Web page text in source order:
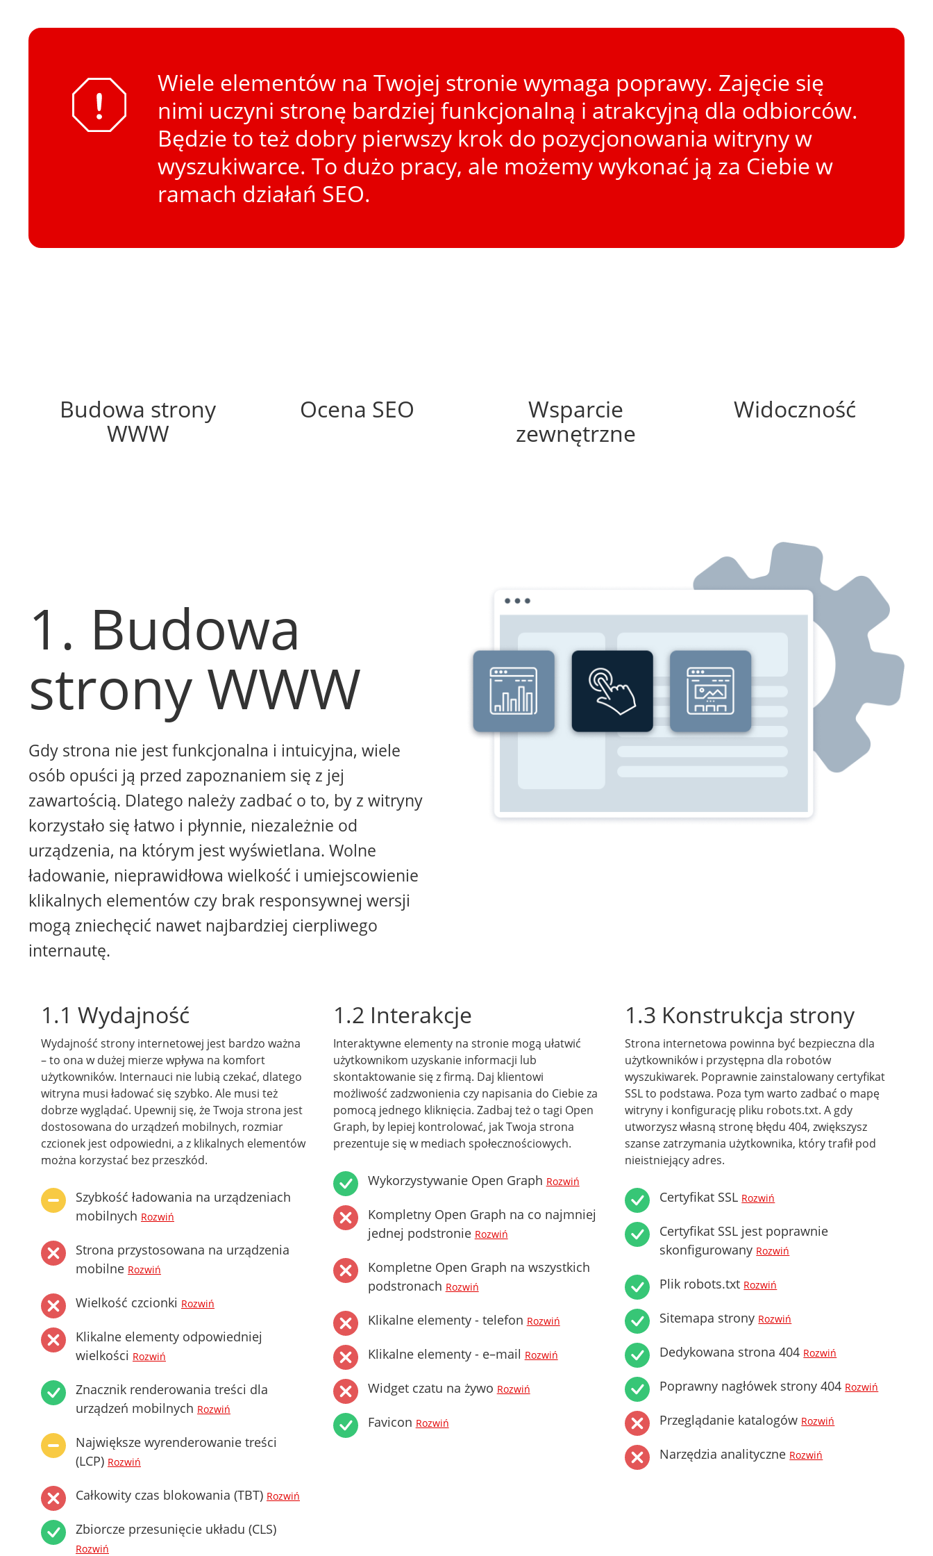
Wiele elementów na Twojej stronie wymaga poprawy. Zajęcie się
nimi uczyni stronę bardziej funkcjonalną i atrakcyjną dla odbiorców.
Będzie to też dobry pierwszy krok do pozycjonowania witryny w
wyszukiwarce. To dużo pracy, ale możemy wykonać ją za Ciebie w
ramach działań SEO.
Budowa strony
WWW
Ocena SEO
Wsparcie
zewnętrzne
Widoczność
1. Budowa
strony WWW
Gdy strona nie jest funkcjonalna i intuicyjna, wiele
osób opuści ją przed zapoznaniem się z jej
zawartością. Dlatego należy zadbać o to, by z witryny
korzystało się łatwo i płynnie, niezależnie od
urządzenia, na którym jest wyświetlana. Wolne
ładowanie, nieprawidłowa wielkość i umiejscowienie
klikalnych elementów czy brak responsywnej wersji
mogą zniechęcić nawet najbardziej cierpliwego
internautę.
1.1 Wydajność
Wydajność strony internetowej jest bardzo ważna
– to ona w dużej mierze wpływa na komfort
użytkowników. Internauci nie lubią czekać, dlatego
witryna musi ładować się szybko. Ale musi też
dobrze wyglądać. Upewnij się, że Twoja strona jest
dostosowana do urządzeń mobilnych, rozmiar
czcionek jest odpowiedni, a z klikalnych elementów
można korzystać bez przeszkód.
Szybkość ładowania na urządzeniach
mobilnych Rozwiń
Strona przystosowana na urządzenia
mobilne Rozwiń
Wielkość czcionki Rozwiń
Klikalne elementy odpowiedniej
wielkości Rozwiń
Znacznik renderowania treści dla
urządzeń mobilnych Rozwiń
Największe wyrenderowanie treści
(LCP) Rozwiń
Całkowity czas blokowania (TBT) Rozwiń
Zbiorcze przesunięcie układu (CLS)
Rozwiń
1.2 Interakcje
Interaktywne elementy na stronie mogą ułatwić
użytkownikom uzyskanie informacji lub
skontaktowanie się z firmą. Daj klientowi
możliwość zadzwonienia czy napisania do Ciebie za
pomocą jednego kliknięcia. Zadbaj też o tagi Open
Graph, by lepiej kontrolować, jak Twoja strona
prezentuje się w mediach społecznościowych.
Wykorzystywanie Open Graph Rozwiń
Kompletny Open Graph na co najmniej
jednej podstronie Rozwiń
Kompletne Open Graph na wszystkich
podstronach Rozwiń
Klikalne elementy - telefon Rozwiń
Klikalne elementy - e–mail Rozwiń
Widget czatu na żywo Rozwiń
Favicon Rozwiń
1.3 Konstrukcja strony
Strona internetowa powinna być bezpieczna dla
użytkowników i przystępna dla robotów
wyszukiwarek. Poprawnie zainstalowany certyfikat
SSL to podstawa. Poza tym warto zadbać o mapę
witryny i konfigurację pliku robots.txt. A gdy
utworzysz własną stronę błędu 404, zwiększysz
szanse zatrzymania użytkownika, który trafił pod
nieistniejący adres.
Certyfikat SSL Rozwiń
Certyfikat SSL jest poprawnie
skonfigurowany Rozwiń
Plik robots.txt Rozwiń
Sitemapa strony Rozwiń
Dedykowana strona 404 Rozwiń
Poprawny nagłówek strony 404 Rozwiń
Przeglądanie katalogów Rozwiń
Narzędzia analityczne Rozwiń